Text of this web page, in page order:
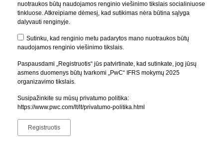
nuotraukos būtų naudojamos renginio viešinimo tikslais socialiniuose
tinkluose. Atkreipiame dėmesį, kad sutikimas nėra būtina sąlyga
dalyvauti renginyje.
Sutinku, kad renginio metu padarytos mano nuotraukos būtų
naudojamos renginio viešinimo tikslais.
Paspausdami „Registruotis“ jūs patvirtinate, kad sutinkate, jog jūsų
asmens duomenys būtų tvarkomi „PwC“ IFRS mokymų 2025
organizavimo tikslais.
Susipažinkite su mūsų privatumo politika:
https://www.pwc.com/lt/lt/privatumo-politika.html